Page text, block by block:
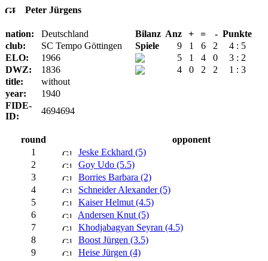
Peter Jürgens
nation: Deutschland Bilanz Anz + = - Punkte
club:
SC Tempo Göttingen Spiele 9 1 6 2
4 : 5
ELO:
1966 5 1 4 0
3 : 2
DWZ:
1836 4 0 2 2
1 : 3
title:
without
year:
1940
FIDE-
ID:
4694694
round
opponent
1
Jeske Eckhard (5)
2
Goy Udo (5.5)
3
Borries Barbara (2)
4
Schneider Alexander (5)
5
Kaiser Helmut (4.5)
6
Andersen Knut (5)
7
Khodjabagyan Seyran (4.5)
8
Boost Jürgen (3.5)
9
Heise Jürgen (4)